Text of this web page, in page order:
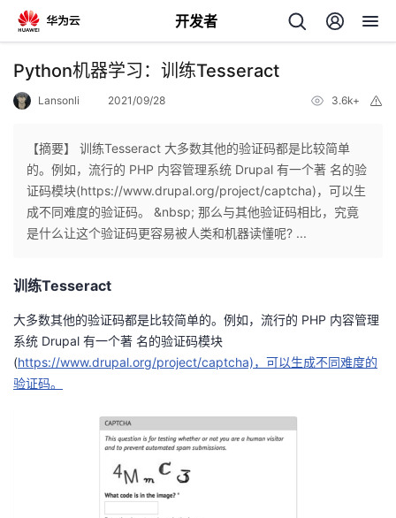
开发者
返
个
主
页
的
开
发
Python机器学习：训练Tesseract
Lansonli 2021/09/28 3.6k+
【摘要】 训练Tesseract 大多数其他的验证码都是比较简单
的。例如，流行的 PHP 内容管理系统 Drupal 有一个著 名的验
证码模块(https://www.drupal.org/project/captcha)，可以生
成不同难度的验证码。 &nbsp; 那么与其他验证码相比，究竟
是什么让这个验证码更容易被人类和机器读懂呢? ...
训练Tesseract
大多数其他的验证码都是比较简单的。例如，流行的 PHP 内容管理
系统 Drupal 有一个著 名的验证码模块
(https://www.drupal.org/project/captcha)，可以生成不同难度的
验证码。